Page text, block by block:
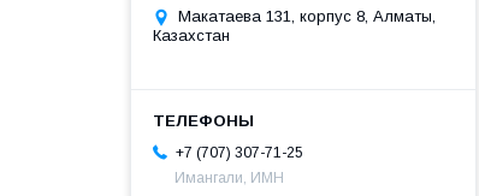
Макатаева 131, корпус 8, Алматы,
Казахстан
+7 (707) 307-71-25
Имангали, ИМН